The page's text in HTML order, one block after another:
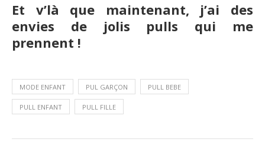
Et v’là que maintenant, j’ai des
envies de jolis pulls qui me
prennent !
MODE ENFANT PUL GARÇON PULL BEBE
PULL ENFANT PULL FILLE